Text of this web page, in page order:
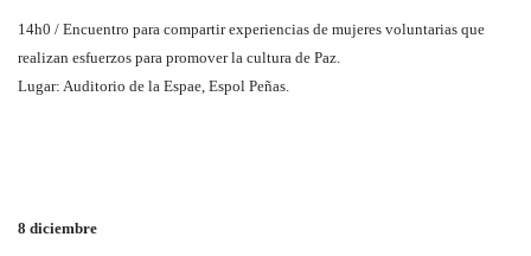
14h0 / Encuentro para compartir experiencias de mujeres voluntarias que
realizan esfuerzos para promover la cultura de Paz.
Lugar: Auditorio de la Espae, Espol Peñas.
8 diciembre